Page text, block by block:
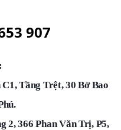
907
Tầng Trệt, 30 Bờ Bao
2, 366 Phan Văn Trị, P5,